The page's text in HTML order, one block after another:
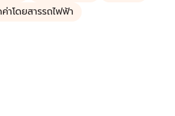
าโดยสารรถไฟฟ้า